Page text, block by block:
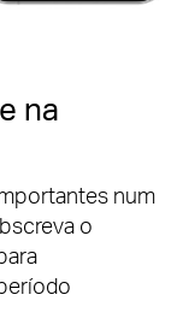
na
num
o